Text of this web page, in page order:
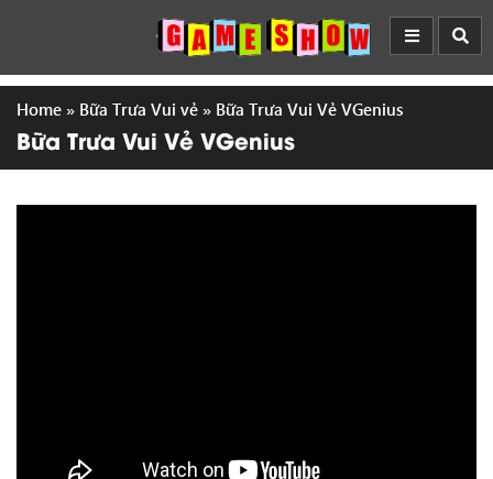
Home » Bữa Trưa Vui vẻ » Bữa Trưa Vui Vẻ VGenius
Bữa Trưa Vui Vẻ VGenius